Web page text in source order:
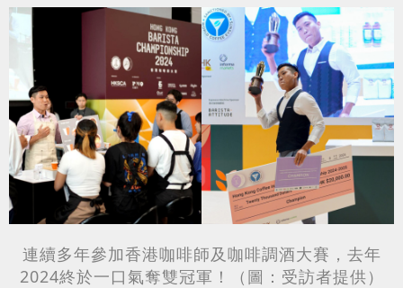
連續多年參加香港咖啡師及咖啡調酒大賽，去年
2024終於一口氣奪雙冠軍！（圖：受訪者提供）